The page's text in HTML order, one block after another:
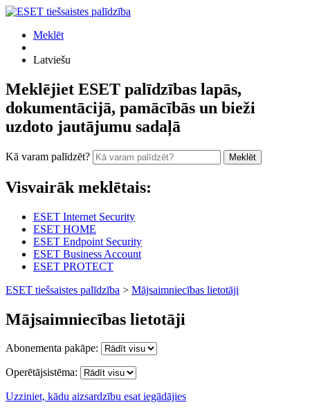
Meklēt
Latviešu
Meklējiet ESET palīdzības lapās,
dokumentācijā, pamācībās un bieži
uzdoto jautājumu sadaļā
Kā varam palīdzēt? Meklēt
Visvairāk meklētais:
ESET Internet Security
ESET HOME
ESET Endpoint Security
ESET Business Account
ESET PROTECT
ESET tiešsaistes palīdzība > Mājsaimniecības lietotāji
Mājsaimniecības lietotāji
Abonementa pakāpe:
Operētājsistēma:
Uzziniet, kādu aizsardzību esat iegādājies